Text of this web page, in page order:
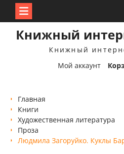
Книжный
Книжный
Мой аккаунт
Главная
Книги
Xудожественная литература
Проза
Людмила Загоруйко. Куклы